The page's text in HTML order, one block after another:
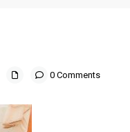
0 Comments